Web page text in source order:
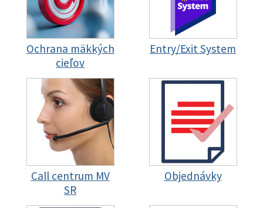
Ochrana mäkkých
cieľov
Entry/Exit System
Call centrum MV
SR
Objednávky